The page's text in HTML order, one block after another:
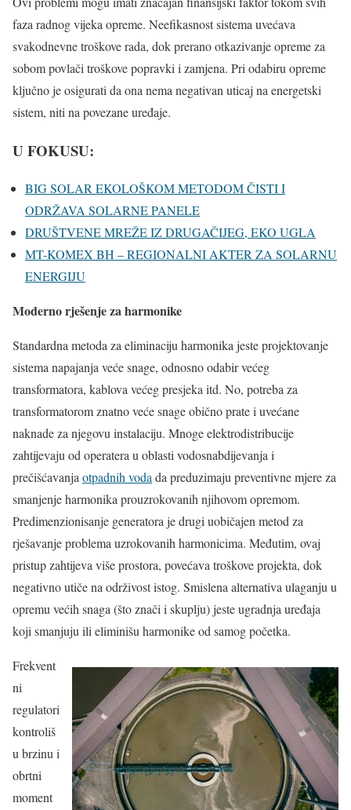
faza radnog vijeka opreme. Neefikasnost sistema uvećava
svakodnevne troškove rada, dok prerano otkazivanje opreme za
sobom povlači troškove popravki i zamjena. Pri odabiru opreme
ključno je osigurati da ona nema negativan uticaj na energetski
sistem, niti na povezane uređaje.
U FOKUSU:
BIG SOLAR EKOLOŠKOM METODOM ČISTI I
ODRŽAVA SOLARNE PANELE
DRUŠTVENE MREŽE IZ DRUGAČIJEG, EKO UGLA
MT-KOMEX BH – REGIONALNI AKTER ZA SOLARNU
ENERGIJU
Moderno rješenje za harmonike
Standardna metoda za eliminaciju harmonika jeste projektovanje
sistema napajanja veće snage, odnosno odabir većeg
transformatora, kablova većeg presjeka itd. No, potreba za
transformatorom znatno veće snage obično prate i uvećane
naknade za njegovu instalaciju. Mnoge elektrodistribucije
zahtijevaju od operatera u oblasti vodosnabdijevanja i
prečišćavanjaotpadnih vodada preduzimaju preventivne mjere za
smanjenje harmonika prouzrokovanih njihovom opremom.
Predimenzionisanje generatora je drugi uobičajen metod za
rješavanje problema uzrokovanih harmonicima. Međutim, ovaj
pristup zahtijeva više prostora, povećava troškove projekta, dok
negativno utiče na održivost istog. Smislena alternativa ulaganju u
opremu većih snaga (što znači i skuplju) jeste ugradnja uređaja
koji smanjuju ili eliminišu harmonike od samog početka.
Frekvent
ni
regulatori
kontroliš
u brzinu i
obrtni
moment